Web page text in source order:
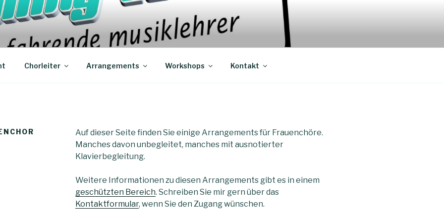
– DER FAHRENDE
Chorleiter Arrangements Workshops Kontakt
Auf dieser Seite finden Sie einige Arrangements für Frauenchöre.
Manches davon unbegleitet, manches mit ausnotierter
Klavierbegleitung.
Weitere Informationen zu diesen Arrangements gibt es in einem
geschützten Bereich. Schreiben Sie mir gern über das
Kontaktformular, wenn Sie den Zugang wünschen.